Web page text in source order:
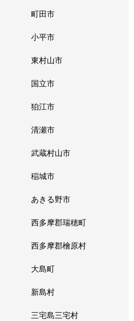
町田市
小平市
東村山市
国立市
狛江市
清瀬市
武蔵村山市
稲城市
あきる野市
西多摩郡瑞穂町
西多摩郡檜原村
大島町
新島村
三宅島三宅村